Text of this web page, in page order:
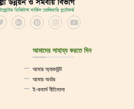
আমাদের সাহায্য করতে দিন
আমার অ্যাকাউন্ট
আমার অর্ডার
ই-কমার্স নীতিমালা